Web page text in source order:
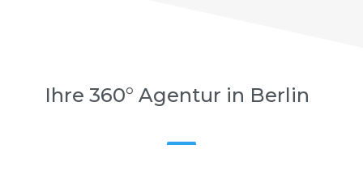
Ihre 360° Agentur in Berlin